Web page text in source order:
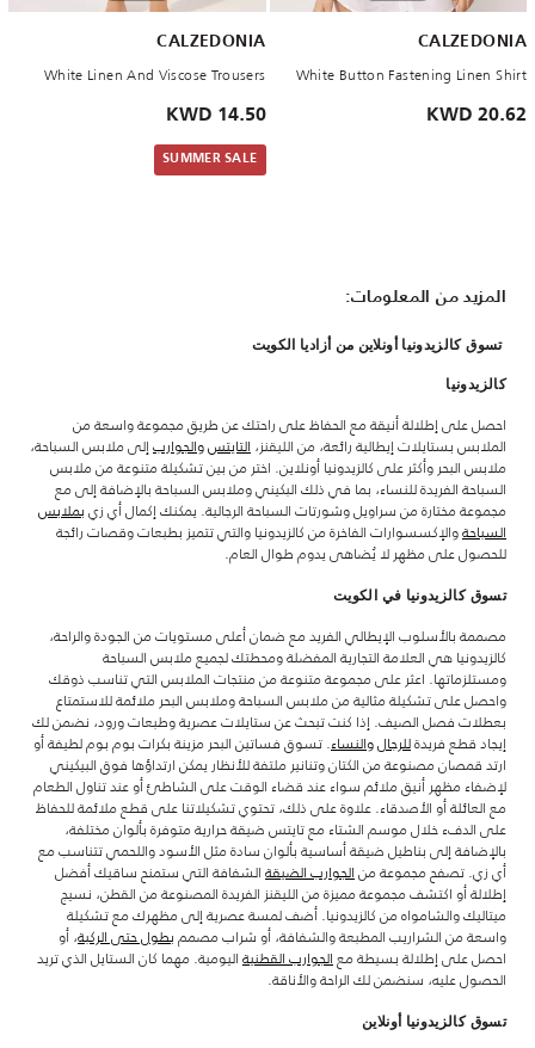
CALZEDONIA
White Button Fastening Linen Shirt
20.62 KWD
CALZEDONIA
White Linen And Viscose Trousers
14.50 KWD
SUMMER SALE
المزيد من المعلومات:
تسوق كالزيدونيا أونلاين من أزاديا الكويت
كالزيدونيا
احصل على إطلالة أنيقة مع الحفاظ على راحتك عن طريق مجموعة واسعة من
الملابس بستايلات إيطالية رائعة، من الليقنز، التايتسوالجوارب إلى ملابس السباحة،
ملابس البحر وأكثر على كالزيدونيا أونلاين. اختر من بين تشكيلة متنوعة من ملابس
السباحة الفريدة للنساء، بما في ذلك البكيني وملابس السباحة بالإضافة إلى مع
مجموعة مختارة من سراويل وشورتات السباحة الرجالية. يمكنك إكمال أي زي بملابس
السباحةوالإكسسوارات الفاخرة من كالزيدونيا والتي تتميز بطبعات وقصات رائجة
للحصول على مظهر لا يُضاهى يدوم طوال العام.
تسوق كالزيدونيا في الكويت
مصممة بالأسلوب الإيطالي الفريد مع ضمان أعلى مستويات من الجودة والراحة،
كالزيدونيا هي العلامة التجارية المفضلة ومحطتك لجميع ملابس السباحة
ومستلزماتها. اعثر على مجموعة متنوعة من منتجات الملابس التي تناسب ذوقك
واحصل على تشكيلة مثالية من ملابس السباحة وملابس البحر ملائمة للاستمتاع
بعطلات فصل الصيف. إذا كنت تبحث عن ستايلات عصرية وطبعات ورود، نضمن لك
إيجاد قطع فريدةللرجالوالنساء. تسوق فساتين البحر مزينة بكرات بوم بوم لطيفة أو
ارتد قمصان مصنوعة من الكتان وتنانير ملتفة للأنظار يمكن ارتداؤها فوق البيكيني
لإضفاء مظهر أنيق ملائم سواء عند قضاء الوقت على الشاطئ أو عند تناول الطعام
مع العائلة أو الأصدقاء. علاوة على ذلك، تحتوي تشكيلاتنا على قطع ملائمة للحفاظ
على الدفء خلال موسم الشتاء مع تايتس ضيقة حرارية متوفرة بألوان مختلفة،
بالإضافة إلى بناطيل ضيقة أساسية بألوان سادة مثل الأسود واللحمي تتناسب مع
أي زي. تصفح مجموعة من الجوارب الضيقة الشفافة التي ستمنح ساقيك أفضل
إطلالة أو اكتشف مجموعة مميزة من الليقنز الفريدة المصنوعة من القطن، نسيج
ميتاليك والشامواه من كالزيدونيا. أضف لمسة عصرية إلى مظهرك مع تشكيلة
واسعة من الشراريب المطبعة والشفافة، أو شراب مصمم بطول حتى الركبة، أو
احصل على إطلالة بسيطة مع الجوارب القطنية اليومية. مهما كان الستايل الذي تريد
الحصول عليه، سنضمن لك الراحة والأناقة.
تسوق كالزيدونيا أونلاين